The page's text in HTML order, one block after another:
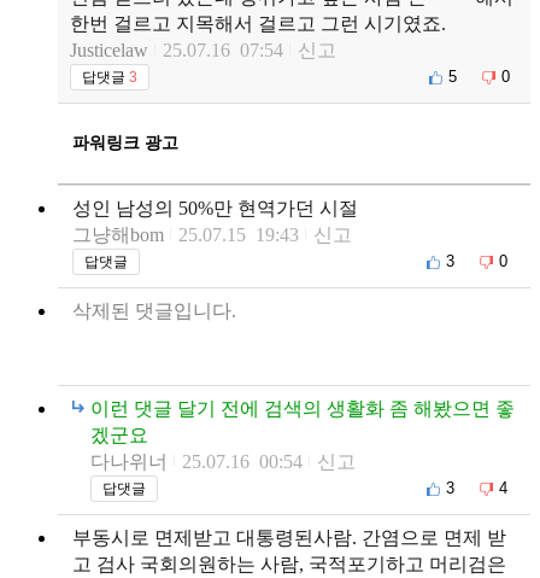
한번 걸르고 지목해서 걸르고 그런 시기였죠.
Justicelaw
25.07.16 07:54 신고
답댓글 3 5 0
파워링크 광고
성인 남성의 50%만 현역가던 시절
그냥해bom
25.07.15 19:43 신고
답댓글 3 0
삭제된 댓글입니다.
이런 댓글 달기 전에 검색의 생활화 좀 해봤으면 좋
겠군요
다나위너
25.07.16 00:54 신고
답댓글 3 4
부동시로 면제받고 대통령된사람. 간염으로 면제 받
고 검사 국회의원하는 사람, 국적포기하고 머리검은